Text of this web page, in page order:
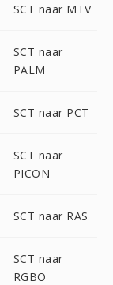
SCT naar MTV
SCT naar
PALM
SCT naar PCT
SCT naar
PICON
SCT naar RAS
SCT naar
RGBO